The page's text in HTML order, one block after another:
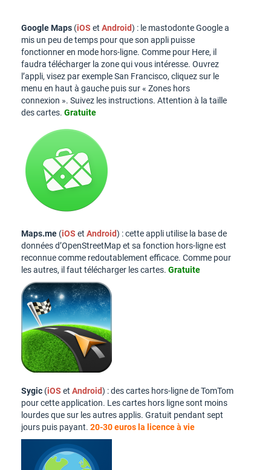
Google Maps (iOS et Android) : le mastodonte Google a
mis un peu de temps pour que son appli puisse
fonctionner en mode hors-ligne. Comme pour Here, il
faudra télécharger la zone qui vous intéresse. Ouvrez
l’appli, visez par exemple San Francisco, cliquez sur le
menu en haut à gauche puis sur « Zones hors
connexion ». Suivez les instructions. Attention à la taille
des cartes. Gratuite
Maps.me (iOS et Android) : cette appli utilise la base de
données d’OpenStreetMap et sa fonction hors-ligne est
reconnue comme redoutablement efficace. Comme pour
les autres, il faut télécharger les cartes. Gratuite
Sygic (iOS et Android) : des cartes hors-ligne de TomTom
pour cette application. Les cartes hors ligne sont moins
lourdes que sur les autres applis. Gratuit pendant sept
jours puis payant. 20-30 euros la licence à vie